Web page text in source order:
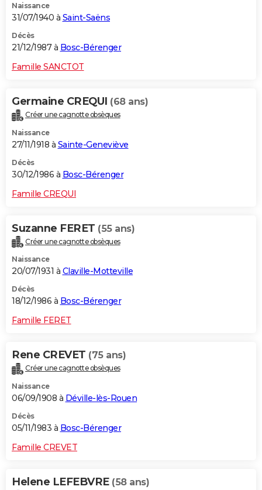
Naissance
31/07/1940 à Saint-Saëns
Décès
21/12/1987 à Bosc-Bérenger
Famille SANCTOT
Germaine CREQUI (68 ans)
Créer une cagnotte obsèques
Naissance
27/11/1918 à Sainte-Geneviève
Décès
30/12/1986 à Bosc-Bérenger
Famille CREQUI
Suzanne FERET (55 ans)
Créer une cagnotte obsèques
Naissance
20/07/1931 à Claville-Motteville
Décès
18/12/1986 à Bosc-Bérenger
Famille FERET
Rene CREVET (75 ans)
Créer une cagnotte obsèques
Naissance
06/09/1908 à Déville-lès-Rouen
Décès
05/11/1983 à Bosc-Bérenger
Famille CREVET
Helene LEFEBVRE (58 ans)